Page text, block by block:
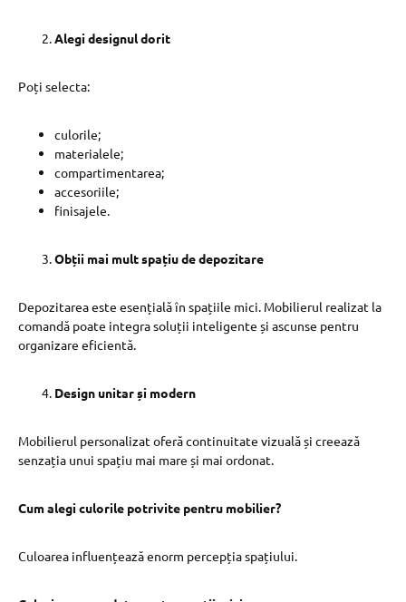
Alegi designul dorit
Poți selecta:
culorile;
materialele;
compartimentarea;
accesoriile;
finisajele.
Obții mai mult spațiu de depozitare
Depozitarea este esențială în spațiile mici. Mobilierul realizat la
comandă poate integra soluții inteligente și ascunse pentru
organizare eficientă.
Design unitar și modern
Mobilierul personalizat oferă continuitate vizuală și creează
senzația unui spațiu mai mare și mai ordonat.
Cum alegi culorile potrivite pentru mobilier?
Culoarea influențează enorm percepția spațiului.